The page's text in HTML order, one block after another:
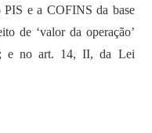
e a COFINS da base
de ‘valor da operação’
e no art. 14, II, da Lei